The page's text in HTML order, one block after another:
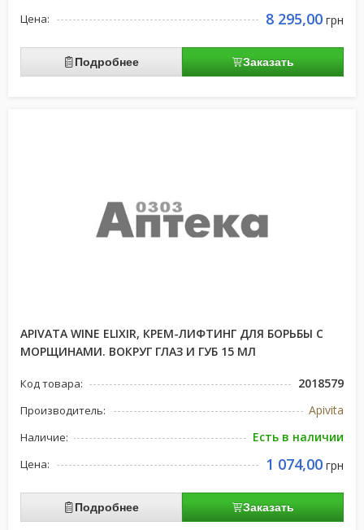
Цена: 8 295,00 грн
Подробнее Заказать
APIVATA WINE ELIXIR, КРЕМ-ЛИФТИНГ ДЛЯ БОРЬБЫ С
МОРЩИНАМИ. ВОКРУГ ГЛАЗ И ГУБ 15 МЛ
Код товара: 2018579
Производитель: Apivita
Наличие: Есть в наличии
Цена: 1 074,00 грн
Подробнее Заказать